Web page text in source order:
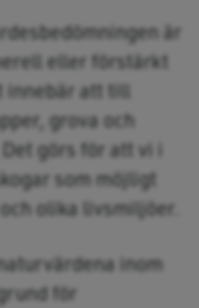
är
eller förstärkt
innebär att till
grova och
görs för att vi i
som möjligt
olika livsmiljöer.
inom
för